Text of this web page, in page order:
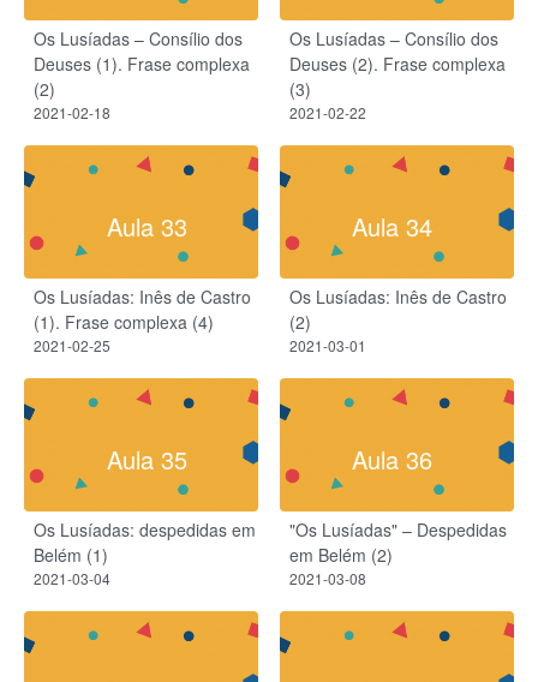
Os Lusíadas – Consílio dos
Deuses (1). Frase complexa
(2)
2021-02-18
Os Lusíadas – Consílio dos
Deuses (2). Frase complexa
(3)
2021-02-22
Aula 33
Os Lusíadas: Inês de Castro
(1).​ Frase complexa (4)
2021-02-25
Aula 34
Os Lusíadas: Inês de Castro
(2)
2021-03-01
Aula 35
Os Lusíadas: despedidas em
Belém (1)
2021-03-04
Aula 36
"Os Lusíadas" – Despedidas
em Belém (2)
2021-03-08